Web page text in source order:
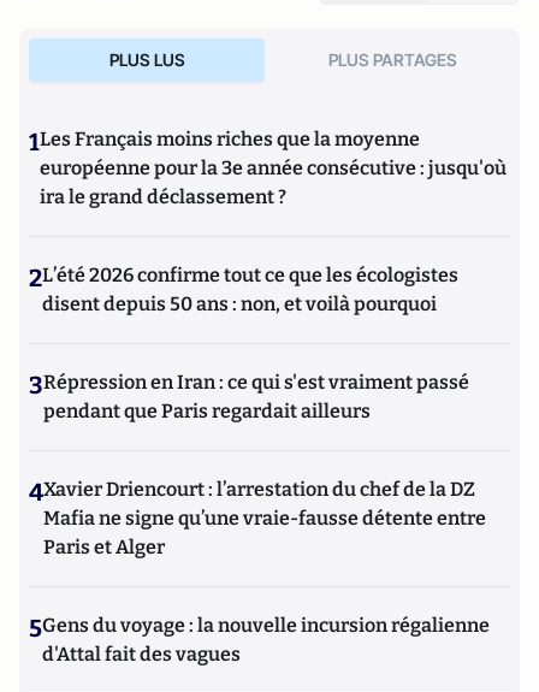
PLUS LUS PLUS PARTAGES
1Les Français moins riches que la moyenne
européenne pour la 3e année consécutive : jusqu'où
ira le grand déclassement ?
2L’été 2026 confirme tout ce que les écologistes
disent depuis 50 ans : non, et voilà pourquoi
3Répression en Iran : ce qui s'est vraiment passé
pendant que Paris regardait ailleurs
4Xavier Driencourt : l’arrestation du chef de la DZ
Mafia ne signe qu’une vraie-fausse détente entre
Paris et Alger
5Gens du voyage : la nouvelle incursion régalienne
d'Attal fait des vagues